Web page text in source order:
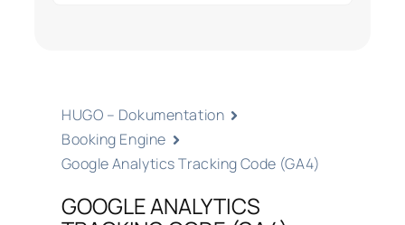
HUGO – Dokumentation
Booking Engine
Google Analytics Tracking Code (GA4)
GOOGLE ANALYTICS